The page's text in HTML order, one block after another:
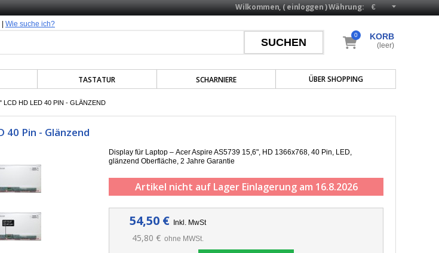
Währung:
Wilkommen, (einloggen)
Wie suche ich?
TASTATUR SCHARNIERE ÜBER SHOPPING
KORB
0
(leer)
LCD HD LED 40 PIN - GLÄNZEND
40 Pin - Glänzend
Display für Laptop – Acer Aspire AS5739 15,6", HD 1366x768, 40 Pin, LED,
g länzend Oberfläche, 2 Jahre Garantie
Artikel nicht auf Lager Einlagerung am 16.8.2026
54,50 € Inkl. MwSt
45,80 € ohne MWSt.